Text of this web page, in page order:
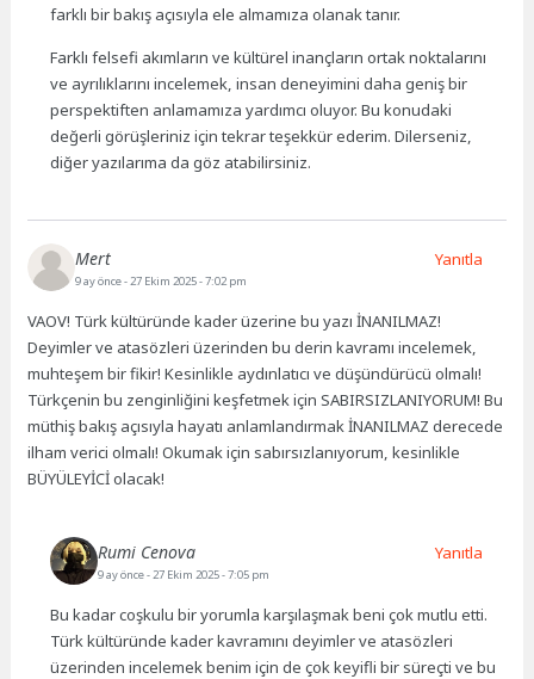
farklı bir bakış açısıyla ele almamıza olanak tanır.
Farklı felsefi akımların ve kültürel inançların ortak noktalarını
ve ayrılıklarını incelemek, insan deneyimini daha geniş bir
perspektiften anlamamıza yardımcı oluyor. Bu konudaki
değerli görüşleriniz için tekrar teşekkür ederim. Dilerseniz,
diğer yazılarıma da göz atabilirsiniz.
Mert
9 ay önce- 27 Ekim 2025 - 7:02 pm
VAOV! Türk kültüründe kader üzerine bu yazı İNANILMAZ!
Deyimler ve atasözleri üzerinden bu derin kavramı incelemek,
muhteşem bir fikir! Kesinlikle aydınlatıcı ve düşündürücü olmalı!
Türkçenin bu zenginliğini keşfetmek için SABIRSIZLANIYORUM! Bu
müthiş bakış açısıyla hayatı anlamlandırmak İNANILMAZ derecede
ilham verici olmalı! Okumak için sabırsızlanıyorum, kesinlikle
BÜYÜLEYİCİ olacak!
Yanıtla
Rumi Cenova
9 ay önce- 27 Ekim 2025 - 7:05 pm
Bu kadar coşkulu bir yorumla karşılaşmak beni çok mutlu etti.
Türk kültüründe kader kavramını deyimler ve atasözleri
üzerinden incelemek benim için de çok keyifli bir süreçti ve bu
Yanıtla